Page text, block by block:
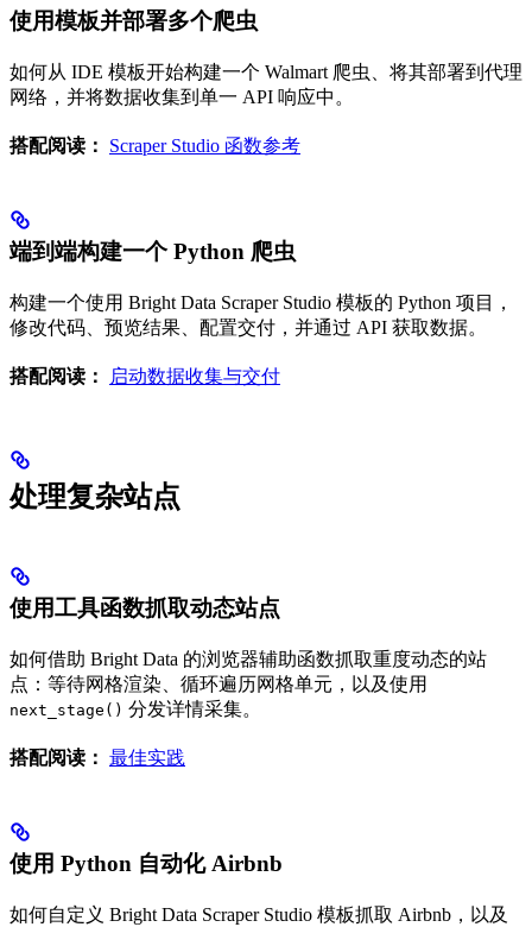
使用模板并部署多个爬虫
如何从 IDE 模板开始构建一个 Walmart 爬虫、将其部署到代理
网络，并将数据收集到单一 API 响应中。
搭配阅读： Scraper Studio 函数参考
端到端构建一个 Python 爬虫
构建一个使用 Bright Data Scraper Studio 模板的 Python 项目，
修改代码、预览结果、配置交付，并通过 API 获取数据。
搭配阅读： 启动数据收集与交付
处理复杂站点
使用工具函数抓取动态站点
如何借助 Bright Data 的浏览器辅助函数抓取重度动态的站
点：等待网格渲染、循环遍历网格单元，以及使用
next_stage() 分发详情采集。
搭配阅读： 最佳实践
使用 Python 自动化 Airbnb
如何自定义 Bright Data Scraper Studio 模板抓取 Airbnb，以及